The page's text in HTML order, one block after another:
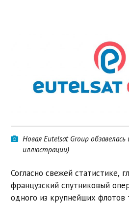
Новая Eutelsat Group
иллюстрации)
Согласно свежей статистике,
французский спутниковый
одного из крупнейших флотов